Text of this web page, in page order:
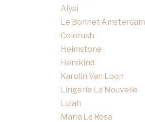
Alysi
Le Bonnet Amsterdam
Colorush
Heimstone
Herskind
Karolin Van Loon
Lingerie La Nouvelle
Lulah
Maria La Rosa